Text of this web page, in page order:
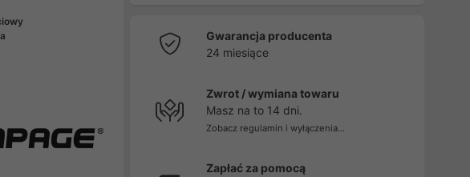
Gwarancja producenta
24 miesiące
Zwrot / wymiana towaru
Masz na to 14 dni.
Zobacz regulamin i wyłączenia...
Zapłać za pomocą